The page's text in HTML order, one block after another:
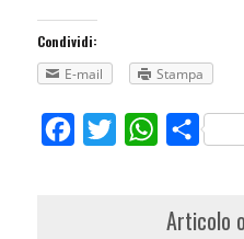
Condividi:
E-mail
Stampa
FacebookTwitterWhatsApp
Share
Articolo